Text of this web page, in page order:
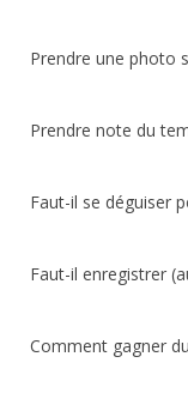
Prendre une
Prendre
Faut-il se
Faut-il
Comment